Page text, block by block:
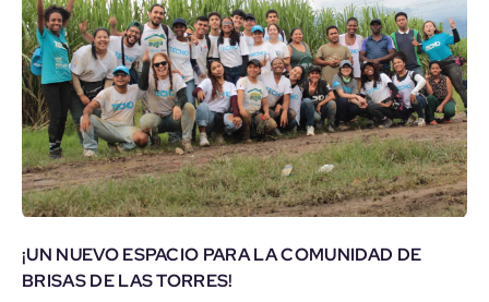
¡UN NUEVO ESPACIO PARA LA COMUNIDAD DE
BRISAS DE LAS TORRES!